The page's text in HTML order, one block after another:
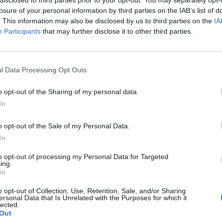
of your personal information by third parties on the IAB’s list of
This information may also be disclosed by us to third parties on the
Participants that may further disclose it to other third parties.
Data Processing Opt Outs
opt-out of the Sharing of my personal data.
opt-out of the Sale of my Personal Data.
opt-out of processing my Personal Data for Targeted
opt-out of Collection, Use, Retention, Sale, and/or Sharing
Data that Is Unrelated with the Purposes for which it
Document numérique disponible
Dénomination générale des
Documentación
expurgo realizado a la
serie.Reclamaciones de COU
(1995-1997)Datos de los
expurgo realizado a la serie.
Reclamaciones de COU